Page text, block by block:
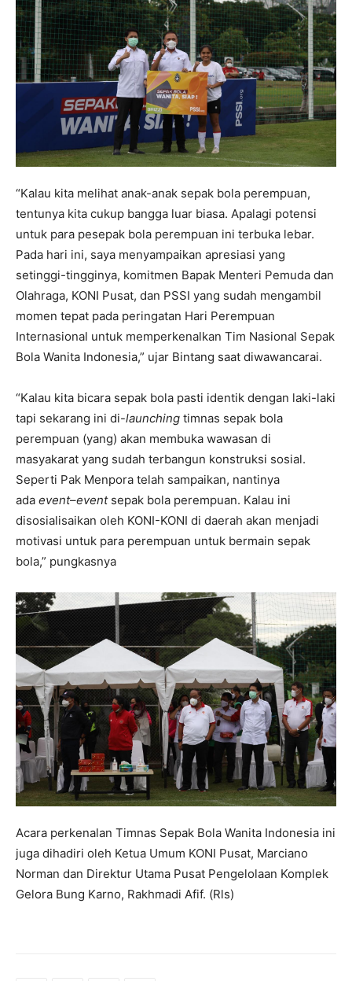
“Kalau kita melihat anak-anak sepak bola perempuan,
tentunya kita cukup bangga luar biasa. Apalagi potensi
untuk para pesepak bola perempuan ini terbuka lebar.
Pada hari ini, saya menyampaikan apresiasi yang
setinggi-tingginya, komitmen Bapak Menteri Pemuda dan
Olahraga, KONI Pusat, dan PSSI yang sudah mengambil
momen tepat pada peringatan Hari Perempuan
Internasional untuk memperkenalkan Tim Nasional Sepak
Bola Wanita Indonesia,” ujar Bintang saat diwawancarai.
“Kalau kita bicara sepak bola pasti identik dengan laki-laki
tapi sekarang ini di-launching timnas sepak bola
perempuan (yang) akan membuka wawasan di
masyakarat yang sudah terbangun konstruksi sosial.
Seperti Pak Menpora telah sampaikan, nantinya
ada event–eventsepak bola perempuan. Kalau ini
disosialisaikan oleh KONI-KONI di daerah akan menjadi
motivasi untuk para perempuan untuk bermain sepak
bola,” pungkasnya
Acara perkenalan Timnas Sepak Bola Wanita Indonesia ini
juga dihadiri oleh Ketua Umum KONI Pusat, Marciano
Norman dan Direktur Utama Pusat Pengelolaan Komplek
Gelora Bung Karno, Rakhmadi Afif. (Rls)